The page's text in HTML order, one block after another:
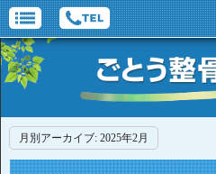
月別アーカイブ: 2025年2月